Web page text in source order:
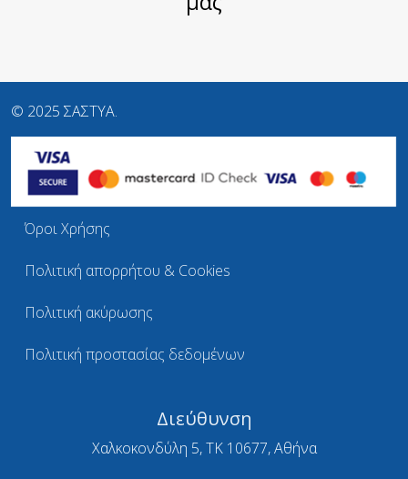
© 2025 ΣΑΣΤΥΑ.
Όροι Χρήσης
Πολιτική απορρήτου & Cookies
Πολιτική ακύρωσης
Πολιτική προστασίας δεδομένων
Διεύθυνση
Χαλκοκονδύλη 5, ΤΚ 10677, Αθήνα